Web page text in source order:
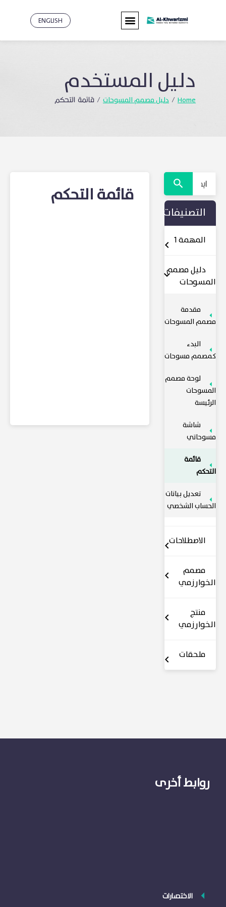
ENGLISH
دليل المستخدم
Home
/ دليل مصمم المسوحات / قائمة التحكم
التصنيفات
المهمة 1
دليل مصمم
المسوحات
مقدمة
مصمم المسوحات
البدء
كمصمم مسوحات
لوحة مصمم
المسوحات
الرئيسة
شاشة
مسوحاتي
قائمة
التحكم
تعديل بيانات
الحساب الشخصي
الاصطلاحات
مصمم
الخوارزمي
منتج
الخوارزمي
ملحقات
قائمة التحكم
روابط أخرى
الاختصارات